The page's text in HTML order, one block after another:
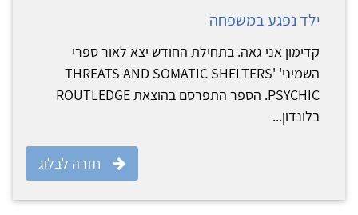
ילד נפגע במשפחה
קדימון אני גאה. בתחילת החודש יצא לאור ספרי
השמיניTHREATS AND SOMATIC SHELTERS' '
PSYCHIC. הספר התפרסם בהוצאת ROUTLEDGE
בלונדון...
חזרה לבלוג